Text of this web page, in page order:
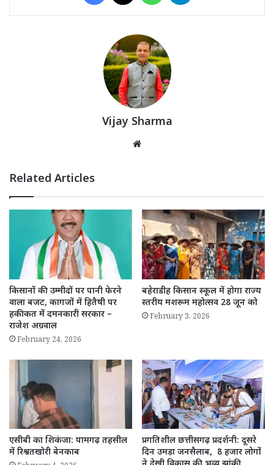
Vijay Sharma
Related Articles
किसानों की उम्मीदों पर पानी फेरने
वाला बजट, कागजों में हितैषी पर
हकीकत में दमनकारी सरकार –
राजेश अग्रवाल
February 24, 2026
बहेराडीह किसान स्कूल में होगा राज्य
स्तरीय मशरूम महोत्सव 28 जून को
February 3, 2026
एसीबी का शिकंजा: पामगढ़ तहसील
में रिश्वतखोरी बेनकाब
प्रगतिशील छत्तीसगढ़ प्रदर्शनी: दूसरे
दिन उमड़ा जनसैलाब, 8 हजार लोगों